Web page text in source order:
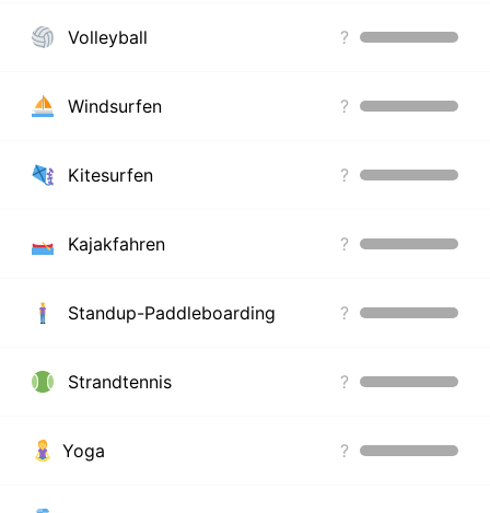
Volleyball ?
Windsurfen ?
Kitesurfen ?
Kajakfahren ?
Standup-Paddleboarding ?
Strandtennis ?
Yoga ?